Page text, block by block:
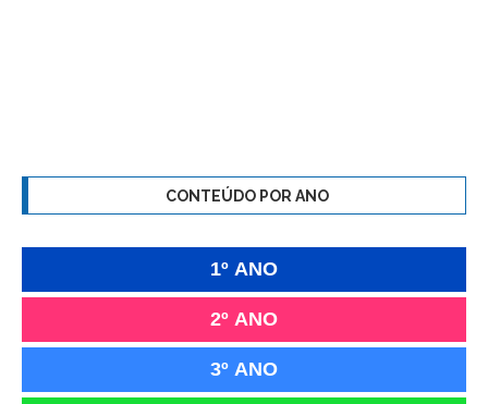
CONTEÚDO POR ANO
1º ANO
2º ANO
3º ANO